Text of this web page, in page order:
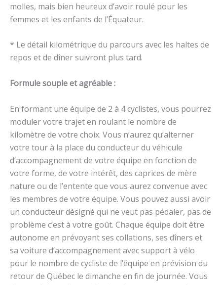
molles, mais bien heureux d’avoir roulé pour les
femmes et les enfants de l’Équateur.
* Le détail kilométrique du parcours avec les haltes de
repos et de dîner suivront plus tard.
Formule souple et agréable :
En formant une équipe de 2 à 4 cyclistes, vous pourrez
moduler votre trajet en roulant le nombre de
kilomètre de votre choix. Vous n’aurez qu’alterner
votre tour à la place du conducteur du véhicule
d’accompagnement de votre équipe en fonction de
votre forme, de votre intérêt, des caprices de mère
nature ou de l’entente que vous aurez convenue avec
les membres de votre équipe. Vous pouvez aussi avoir
un conducteur désigné qui ne veut pas pédaler, pas de
problème c’est à votre goût. Chaque équipe doit être
autonome en prévoyant ses collations, ses dîners et
sa voiture d’accompagnement avec support à vélo
pour le nombre de cycliste de l’équipe en prévision du
retour de Québec le dimanche en fin de journée. Vous